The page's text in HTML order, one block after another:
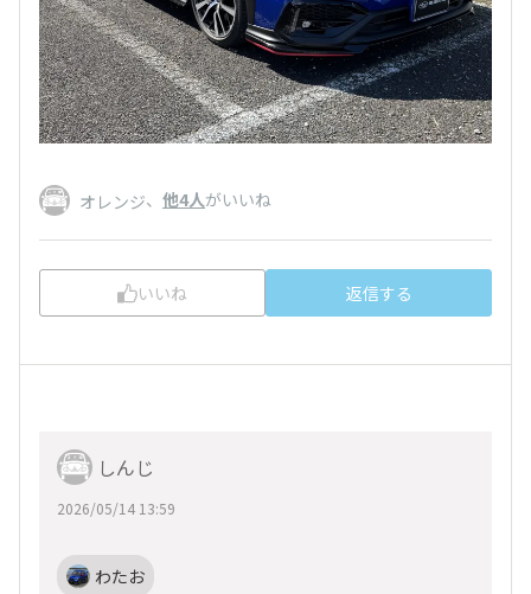
オレンジ、 他4人がいいね
いいね 返信する
しんじ
2026/05/14 13:59
わたお